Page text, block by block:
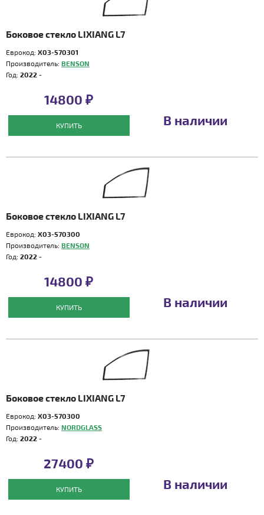
Боковое стекло LIXIANG L7
Еврокод: X03-570301
Производитель: BENSON
Год: 2022 -
14800 ₽
КУПИТЬ В наличии
Боковое стекло LIXIANG L7
Еврокод: X03-570300
Производитель: BENSON
Год: 2022 -
14800 ₽
КУПИТЬ В наличии
Боковое стекло LIXIANG L7
Еврокод: X03-570300
Производитель: NORDGLASS
Год: 2022 -
27400 ₽
КУПИТЬ В наличии